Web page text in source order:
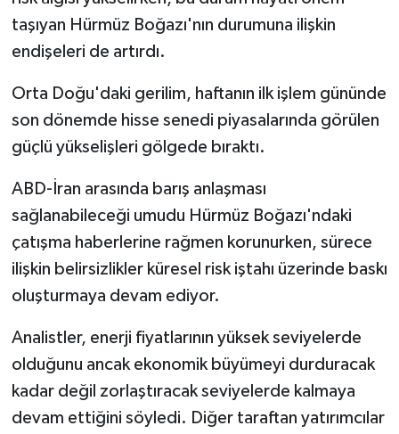
taşıyan Hürmüz Boğazı'nın durumuna ilişkin
endişeleri de artırdı.
Orta Doğu'daki gerilim, haftanın ilk işlem gününde
son dönemde hisse senedi piyasalarında görülen
güçlü yükselişleri gölgede bıraktı.
ABD-İran arasında barış anlaşması
sağlanabileceği umudu Hürmüz Boğazı'ndaki
çatışma haberlerine rağmen korunurken, sürece
ilişkin belirsizlikler küresel risk iştahı üzerinde baskı
oluşturmaya devam ediyor.
Analistler, enerji fiyatlarının yüksek seviyelerde
olduğunu ancak ekonomik büyümeyi durduracak
kadar değil zorlaştıracak seviyelerde kalmaya
devam ettiğini söyledi. Diğer taraftan yatırımcılar